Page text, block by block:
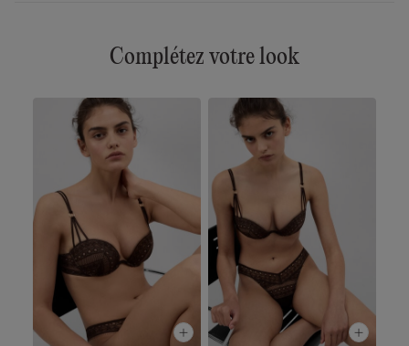
Complétez votre look